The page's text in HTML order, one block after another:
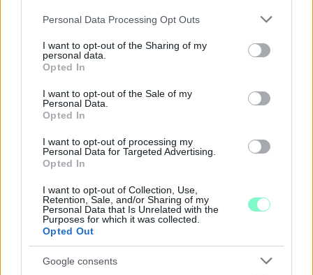
Please note that this website/app uses one or more Google
not limited to your visit or usage behaviour. You may click to
grant or deny consent to Google and its third-party tags to
use your data for below specified purposes in below Google
consent section.
Personal Data Processing Opt Outs
I want to opt-out of the Sharing of my
personal data.
Opted In
I want to opt-out of the Sale of my
Personal Data.
Opted In
I want to opt-out of processing my
Personal Data for Targeted Advertising.
Opted In
I want to opt-out of Collection, Use,
Retention, Sale, and/or Sharing of my
Personal Data that Is Unrelated with the
Purposes for which it was collected.
Opted Out
Google consents
KIVÁLÓ PROGRAM VÁR MINDENKIT EZEN A HÉTVÉGÉN
GYŐRBEN
Középpontban a hagyományőrzés, de lesz Pogány Induló és